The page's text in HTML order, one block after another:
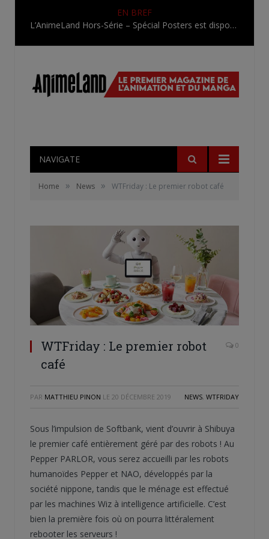
EN BREF
L’AnimeLand Hors-Série – Spécial Posters est disponible !
NAVIGATE
Home » News » WTFriday : Le premier robot café
WTFriday : Le premier robot
café
0
PAR MATTHIEU PINON LE 20 DÉCEMBRE 2019 NEWS, WTFRIDAY
Sous l’impulsion de Softbank, vient d’ouvrir à Shibuya
le premier café entièrement géré par des robots ! Au
Pepper PARLOR, vous serez accueilli par les robots
humanoïdes Pepper et NAO, développés par la
société nippone, tandis que le ménage est effectué
par les machines Wiz à intelligence artificielle. C’est
bien la première fois où on pourra littéralement
rebooter les serveurs !